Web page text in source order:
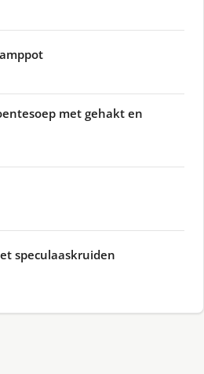
met gehakt en
speculaaskruiden